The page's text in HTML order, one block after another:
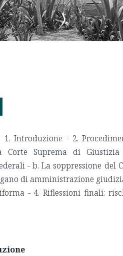
1. Introduzione - 2.
Corte Suprema di
- b. La soppressione del
di amministrazione
- 4. Riflessioni finali: